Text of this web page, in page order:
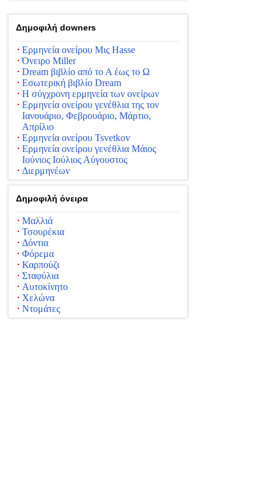
Δημοφιλή downers
Ερμηνεία ονείρου Μις Hasse
Όνειρο Miller
Dream βιβλίο από το Α έως το Ω
Εσωτερική βιβλίο Dream
Η σύγχρονη ερμηνεία των ονείρων
Ερμηνεία ονείρου γενέθλια της τον
Ιανουάριο, Φεβρουάριο, Μάρτιο,
Απρίλιο
Ερμηνεία ονείρου Tsvetkov
Ερμηνεία ονείρου γενέθλια Μάιος
Ιούνιος Ιούλιος Αύγουστος
Διερμηνέων
Δημοφιλή όνειρα
Μαλλιά
Τσουρέκια
Δόντια
Φόρεμα
Καρπούζι
Σταφύλια
Αυτοκίνητο
Χελώνα
Ντομάτες